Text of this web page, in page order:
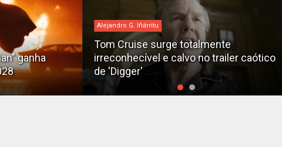
ganha
Alejandro G. Iñárritu
Tom Cruise surge totalmente
irreconhecível e calvo no trailer caótico
de 'Digger'